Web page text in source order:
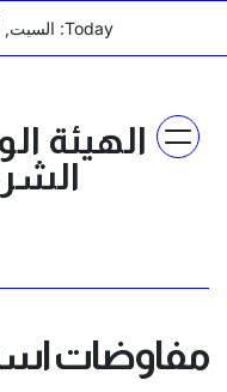
Today: السبت, أغسطس 8 2026
الهيئة
مفاوضات